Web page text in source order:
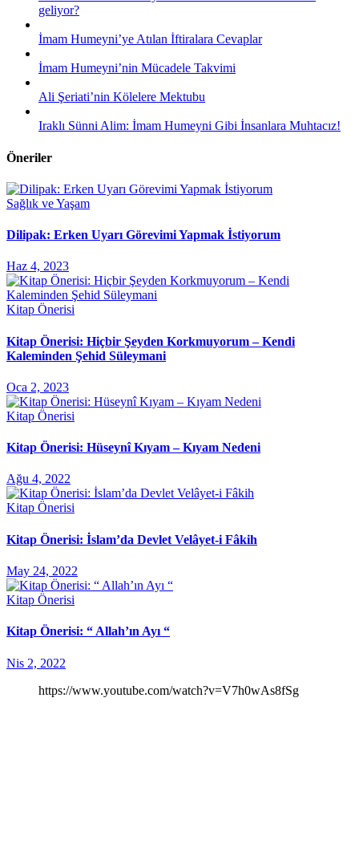
geliyor?
İmam Humeyni’ye Atılan İftiralara Cevaplar
İmam Humeyni’nin Mücadele Takvimi
Ali Şeriati’nin Kölelere Mektubu
Iraklı Sünni Alim: İmam Humeyni Gibi İnsanlara Muhtacız!
Öneriler
Sağlık ve Yaşam
Dilipak: Erken Uyarı Görevimi Yapmak İstiyorum
Haz 4, 2023
Kitap Önerisi
Kitap Önerisi: Hiçbir Şeyden Korkmuyorum – Kendi
Kaleminden Şehid Süleymani
Oca 2, 2023
Kitap Önerisi
Kitap Önerisi: Hüseynî Kıyam – Kıyam Nedeni
Ağu 4, 2022
Kitap Önerisi
Kitap Önerisi: İslam’da Devlet Velâyet-i Fâkih
May 24, 2022
Kitap Önerisi
Kitap Önerisi: “ Allah’ın Ayı “
Nis 2, 2022
https://www.youtube.com/watch?v=V7h0wAs8fSg